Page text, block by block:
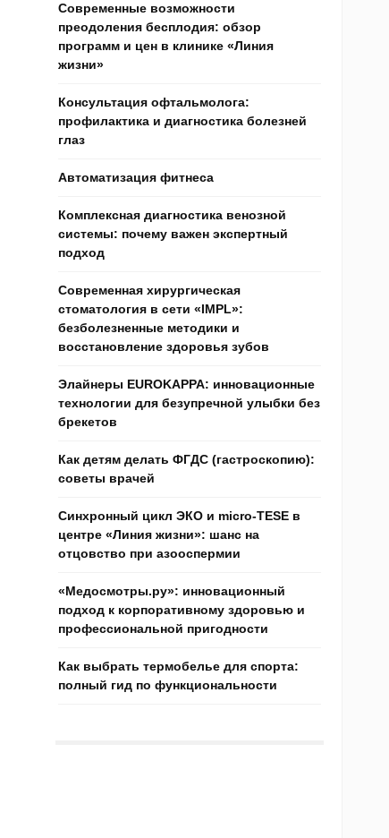
Современные возможности
преодоления бесплодия: обзор
программ и цен в клинике «Линия
жизни»
Консультация офтальмолога:
профилактика и диагностика болезней
глаз
Автоматизация фитнеса
Комплексная диагностика венозной
системы: почему важен экспертный
подход
Современная хирургическая
стоматология в сети «IMPL»:
безболезненные методики и
восстановление здоровья зубов
Элайнеры EUROKAPPA: инновационные
технологии для безупречной улыбки без
брекетов
Как детям делать ФГДС (гастроскопию):
советы врачей
Синхронный цикл ЭКО и micro-TESE в
центре «Линия жизни»: шанс на
отцовство при азооспермии
«Медосмотры.ру»: инновационный
подход к корпоративному здоровью и
профессиональной пригодности
Как выбрать термобелье для спорта:
полный гид по функциональности